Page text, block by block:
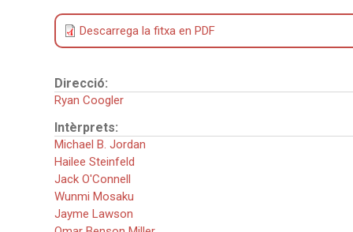
Descarrega la fitxa en PDF
Direcció:
Ryan Coogler
Intèrprets:
Michael B. Jordan
Hailee Steinfeld
Jack O'Connell
Wunmi Mosaku
Jayme Lawson